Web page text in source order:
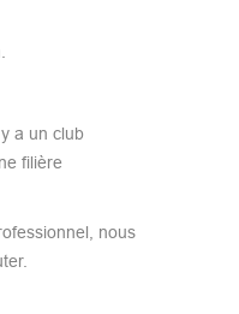
a un club
filière
nous